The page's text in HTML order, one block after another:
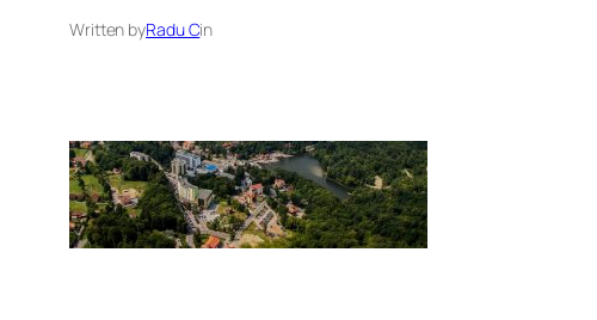
Written byRadu Cin